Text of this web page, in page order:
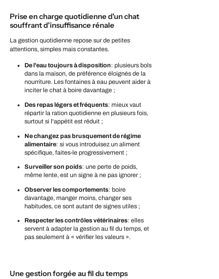
Prise en charge quotidienne d'un chat
souffrant d'insuffisance rénale
La gestion quotidienne repose sur de petites
attentions, simples mais constantes.
De l'eau toujours à disposition: plusieurs bols
dans la maison, de préférence éloignés de la
nourriture. Les fontaines à eau peuvent aider à
inciter le chat à boire davantage ;
Des repas légers et fréquents: mieux vaut
répartir la ration quotidienne en plusieurs fois,
surtout si l'appétit est réduit ;
Ne changez pas brusquement de régime
alimentaire: si vous introduisez un aliment
spécifique, faites-le progressivement ;
Surveiller son poids: une perte de poids,
même lente, est un signe à ne pas ignorer ;
Observer les comportements: boire
davantage, manger moins, changer ses
habitudes, ce sont autant de signes utiles ;
Respecter les contrôles vétérinaires: elles
servent à adapter la gestion au fil du temps, et
pas seulement à « vérifier les valeurs ».
Une gestion forgée au fil du temps